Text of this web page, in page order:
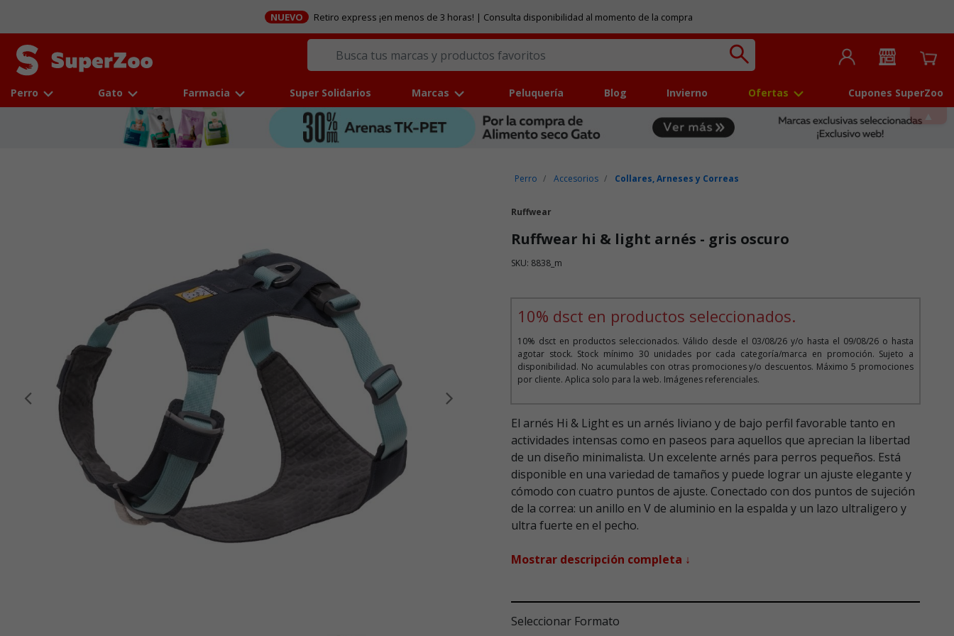
NUEVO Retiro express ¡en menos de 3 horas! | Consulta disponibilidad al momento de la compra
Perro Gato Farmacia Super Solidarios Marcas Peluquería Blog Invierno Ofertas Cupones SuperZoo
Anterior
Perro Accesorios Collares, Arneses y Correas
Ruffwear
Ruffwear hi & light arnés - gris oscuro
SKU: 8838_m
10% dsct en productos seleccionados.
10% dsct en productos seleccionados. Válido desde el 03/08/26 y/o hasta el 09/08/26 o hasta
agotar stock. Stock mínimo 30 unidades por cada categoría/marca en promoción. Sujeto a
disponibilidad. No acumulables con otras promociones y/o descuentos. Máximo 5 promociones
por cliente. Aplica solo para la web. Imágenes referenciales.
El arnés Hi & Light es un arnés liviano y de bajo perfil favorable tanto en
actividades intensas como en paseos para aquellos que aprecian la libertad
de un diseño minimalista. Un excelente arnés para perros pequeños. Está
disponible en una variedad de tamaños y puede lograr un ajuste elegante y
cómodo con cuatro puntos de ajuste. Conectado con dos puntos de sujeción
de la correa: un anillo en V de aluminio en la espalda y un lazo ultraligero y
ultra fuerte en el pecho.
Mostrar descripción completa ↓
Seleccionar Formato